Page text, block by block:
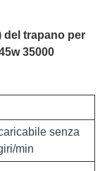
del trapano per
35000
senza
min